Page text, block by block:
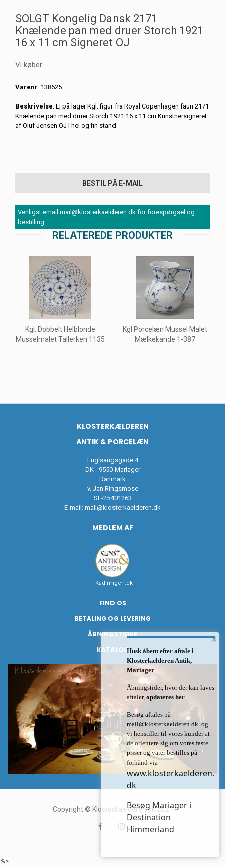
SOLGT Kongelig Dansk 2171
Knælende pan med druer Storch 1921
16 x 11 cm Signeret OJ
Vi køber
Varenr: 138625
Beskrivelse: Ej på lager Kgl. figur fra Royal Copenhagen faun 2171
Knælende pan med druer Storch 1921 16 x 11 cm Kunstnersigneret
af Oluf Jensen OJ I hel og fin stand
BESTIL PÅ E-MAIL
Venligst email mail@klosterkaelderen.dk for forespørgsel og
bestilling
RELATEREDE PRODUKTER
Kgl. Dobbelt Helblonde
Musselmalet Tallerken 1135
Kgl Porcelæn Mussel Malet
Mælkekande 1-387
KLOSTERKÆLDEREN
ANTIK & PORCELÆN
Fuglsangsgade 4
DK - 9550 Mariager
Danmark
v. Jan Ringsmose
SE-25401263
E-mail: mail@klosterkaelderen.dk
MEDLEM AF
Kad-ringen.dk
FIND OS
BETALING OG LEVERING
ÅBNINGSTIDER
KATALOG
Copyright © Klosterkaelderen.dk 2021
%>
×
Husk åbent efter aftale i
Klosterkælderen Antik,
Mariager
Åbningstider, hvor der kan laves
aftaler, opdateres her
Besøg aftales på
mail@klosterkaelderen.dk og
vi henstiller til vores kunder at
de orientere sig om vores faste
priser og varer bestilles på
forhånd via
www.klosterkaelderen.
dk
Besøg Mariager i
Destination
Himmerland